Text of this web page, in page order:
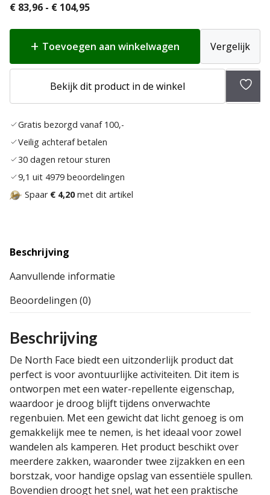
€ 83,96 - € 104,95Prijsklasse:
€ 104,95
Toevoegen aan winkelwagen Vergelijk
Bekijk dit product in de winkel
Gratis bezorgd vanaf 100,-
Veilig achteraf betalen
30 dagen retour sturen
9,1 uit 4979 beoordelingen
Spaar € 4,20met dit artikel
Beschrijving
Aanvullende informatie
Beoordelingen (0)
Beschrijving
De North Face biedt een uitzonderlijk product dat
perfect is voor avontuurlijke activiteiten. Dit item is
ontworpen met een water-repellente eigenschap,
waardoor je droog blijft tijdens onverwachte
regenbuien. Met een gewicht dat licht genoeg is om
gemakkelijk mee te nemen, is het ideaal voor zowel
wandelen als kamperen. Het product beschikt over
meerdere zakken, waaronder twee zijzakken en een
borstzak, voor handige opslag van essentiële spullen.
Bovendien droogt het snel, wat het een praktische